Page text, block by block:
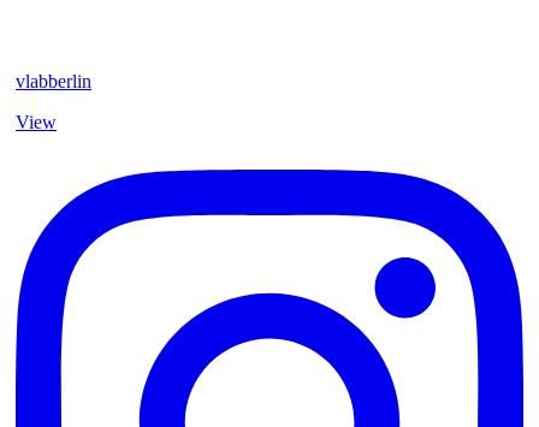
vlabberlin
View